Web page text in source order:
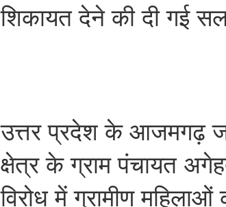
शिकायत देने की दी गई
उत्तर प्रदेश के आजमगढ़
क्षेत्र के ग्राम पंचायत
विरोध में ग्रामीण